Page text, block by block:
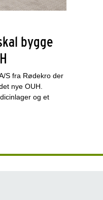
bygge
S fra Rødekro der
nye OUH.
og et